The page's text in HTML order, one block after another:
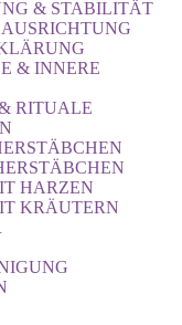
& STABILITÄT
& INNERE
RITUALE
HARZEN
KRÄUTERN